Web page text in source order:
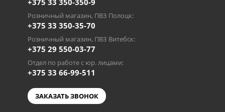
+375 33 350-350-9
Розничный магазин, ПВЗ Полоцк:
+375 33 350-35-70
Розничный магазин, ПВЗ Витебск:
+375 29 550-03-77
Отдел по работе с юр. лицами:
+375 33 66-99-511
ЗАКАЗАТЬ ЗВОНОК